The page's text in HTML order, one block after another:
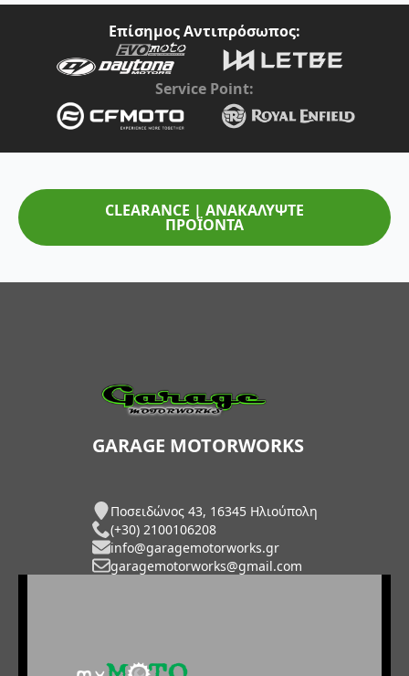
Επίσημος Αντιπρόσωπος:
Service Point:
CLEARANCE | ΑΝΑΚΑΛΥΨΤΕ
ΠΡΟΪΟΝΤΑ
GARAGE MOTORWORKS
Ποσειδώνος 43, 16345 Ηλιούπολη
(+30) 2100106208
info@garagemotorworks.gr
garagemotorworks@gmail.com